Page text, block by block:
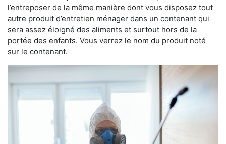
l’entreposer de la même manière dont vous disposez tout
autre produit d’entretien ménager dans un contenant qui
sera assez éloigné des aliments et surtout hors de la
portée des enfants. Vous verrez le nom du produit noté
sur le contenant.